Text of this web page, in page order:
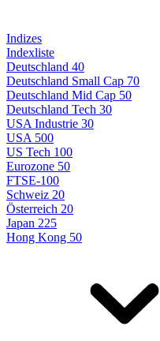
Indizes
Indexliste
Deutschland 40
Deutschland Small Cap 70
Deutschland Mid Cap 50
Deutschland Tech 30
USA Industrie 30
USA 500
US Tech 100
Eurozone 50
FTSE-100
Schweiz 20
Österreich 20
Japan 225
Hong Kong 50